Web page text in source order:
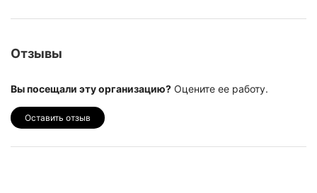
Отзывы
Вы посещали эту организацию? Оцените ее работу.
Оставить отзыв